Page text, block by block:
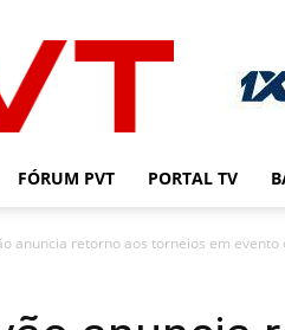
FÓRUM PVT PORTAL TV
anuncia retorno aos torneios em evento